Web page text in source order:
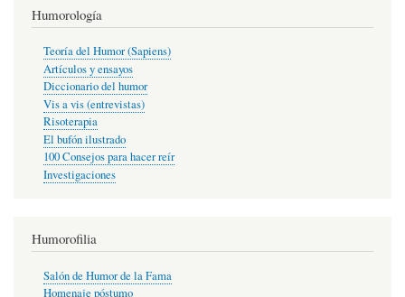
Humorología
Teoría del Humor (Sapiens)
Artículos y ensayos
Diccionario del humor
Vis a vis (entrevistas)
Risoterapia
El bufón ilustrado
100 Consejos para hacer reír
Investigaciones
Humorofilia
Salón de Humor de la Fama
Homenaje póstumo